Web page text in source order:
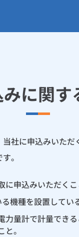
に関す
社に申込みいただ
。
申込みいただくこ
機種を設置してい
量計で計量できる
。